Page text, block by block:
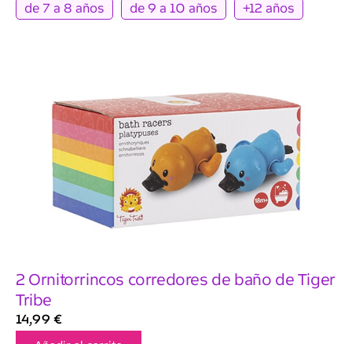
de 7 a 8 años
de 9 a 10 años +12 años
2 Ornitorrincos corredores de baño de Tiger
Tribe
14,99 €